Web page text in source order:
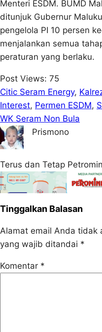
Menteri ESDM. BUMD
ditunjuk Gubernur
pengelola PI 10 persen
menjalankan semua
peraturan yang berlaku.
Post Views: 75
Citic Seram Energy,
Interest, Permen ESDM,
WK Seram Non Bula
Prismono
Terus dan Tetap
Tinggalkan Balasan
Alamat email Anda tidak
yang wajib ditandai *
Komentar *